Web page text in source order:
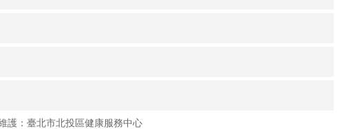
護：臺北市北投區健康服務中心